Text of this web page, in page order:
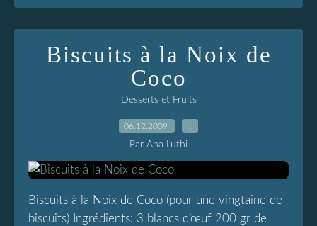
Biscuits à la Noix de
Coco
Desserts et Fruits
06.12.2009
Par Ana Luthi
Biscuits à la Noix de Coco (pour une vingtaine de
biscuits) Ingrédients: 3 blancs d’œuf 200 gr de